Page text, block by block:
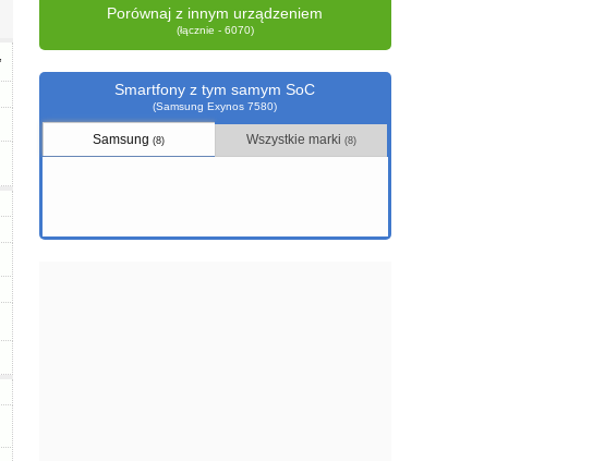
Porównaj z innym urządzeniem
(łącznie - 6070)
Smartfony z tym samym SoC
(Samsung Exynos 7580)
Samsung(8) Wszystkie marki (8)